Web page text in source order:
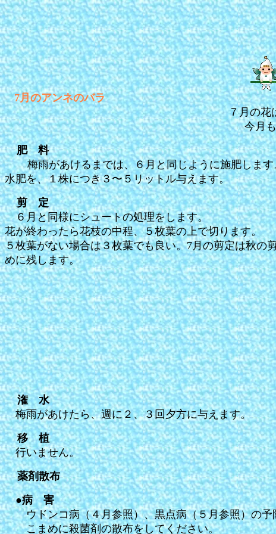
7月のアンネのバラ
７月の花
今月
肥 料
梅雨があけるまでは、６月と同じように施肥します
水肥を、１株につき３〜５リットル与えます。
剪 定
６月と同様にシュートの処理をします。
花が終わったら花枝の中程、５枚葉の上で切ります。
５枚葉がない場合は３枚葉でも良い。7月の剪定は秋の
めに残します。
潅 水
梅雨があけたら、週に２、３回夕方に与えます。
移 植
行いません。
薬剤散布
●病 害
ウドンコ病（４月参照）、黒点病（５月参照）の予
こまめに殺菌剤の散布をしてください。